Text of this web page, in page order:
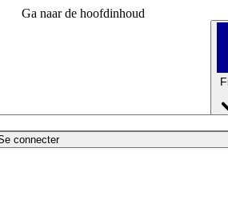
Ga naar de hoofdinhoud
connecter